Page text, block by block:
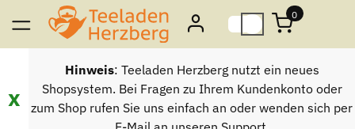
0
x
Hinweis: Teeladen Herzberg nutzt ein neues
Shopsystem. Bei Fragen zu Ihrem Kundenkonto oder
zum Shop rufen Sie uns einfach an oder wenden sich per